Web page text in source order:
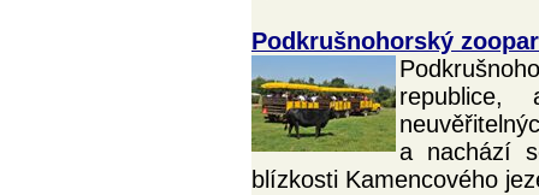
Podkrušnohorský
a nachází
blízkosti Kamencového